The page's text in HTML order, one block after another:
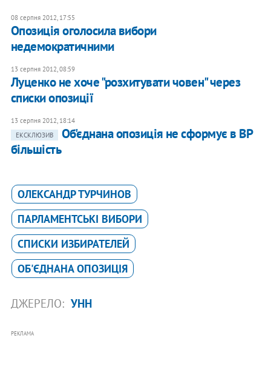
08 серпня 2012, 17:55
Опозиція оголосила вибори
недемократичними
13 серпня 2012, 08:59
Луценко не хоче "розхитувати човен" через
списки опозиції
13 серпня 2012, 18:14
ЕКСКЛЮЗИВ
Об'єднана опозиція не сформує в ВР
більшість
ОЛЕКСАНДР ТУРЧИНОВ
ПАРЛАМЕНТСЬКІ ВИБОРИ
СПИСКИ ИЗБИРАТЕЛЕЙ
ОБ'ЄДНАНА ОПОЗИЦІЯ
ДЖЕРЕЛО: УНН
РЕКЛАМА